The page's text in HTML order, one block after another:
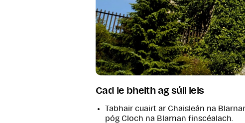
Cad le bheith ag súil leis
Tabhair cuairt ar Chaisleán na
póg Cloch na Blarnan finscéalach.